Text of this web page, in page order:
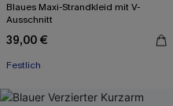
Blaues Maxi-Strandkleid mit V-
Ausschnitt
39,00 €
Mit Gratis-Maßband
Festlich